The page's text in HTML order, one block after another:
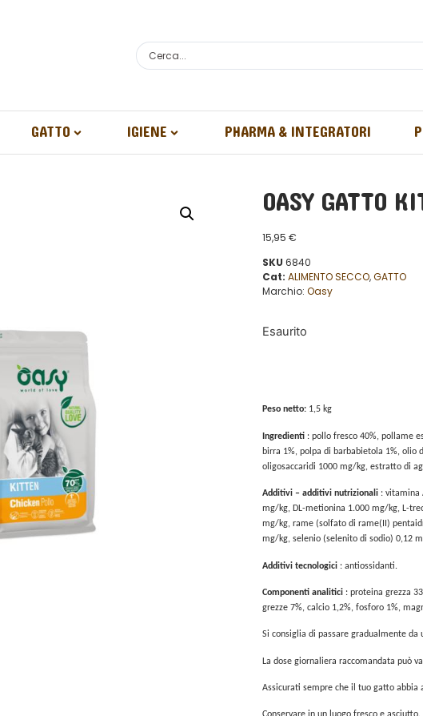
GATTO IGIENE PHARMA & INTEGRATORI
OASY GATTO
15,95 €
SKU 6840
Cat: ALIMENTO SECCO,GATTO
Marchio: Oasy
Esaurito
Peso netto: 1,5 kg
Ingredienti : pollo fresco 40%, pollame
birra 1%, polpa di barbabietola 1%,
oligosaccaridi 1000 mg/kg, estratto di
Additivi – additivi nutrizionali : vitamina
mg/kg, DL-metionina 1.000 mg/kg, L-
mg/kg, rame (solfato di rame(II)
mg/kg, selenio (selenito di sodio) 0,12
Additivi tecnologici : antiossidanti.
Componenti analitici : proteina grezza
grezze 7%, calcio 1,2%, fosforo 1%,
Si consiglia di passare gradualmente
La dose giornaliera raccomandata può
Assicurati sempre che il tuo gatto abbia